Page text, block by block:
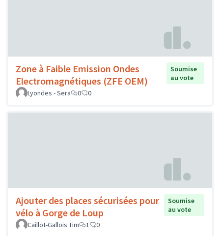
Zone à Faible Emission Ondes
Electromagnétiques (ZFE OEM)
Soumise
au vote
Lyondes - Sera
0 0
Ajouter des places sécurisées pour
vélo à Gorge de Loup
Soumise
au vote
Caillot-Gallois Tim
1 0